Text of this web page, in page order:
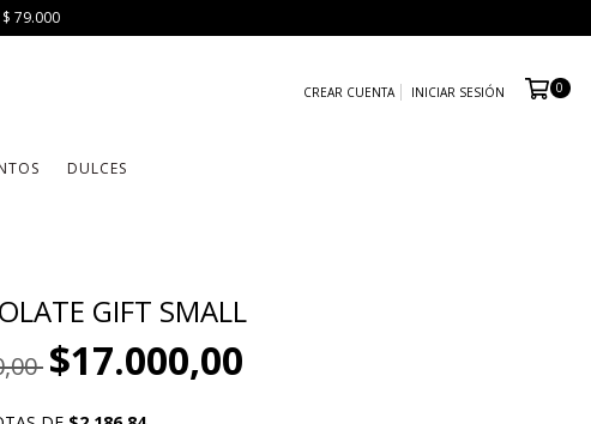
$ 79.000
CREAR CUENTA INICIAR SESIÓN 0
DULCES
GIFT SMALL
$17.000,00